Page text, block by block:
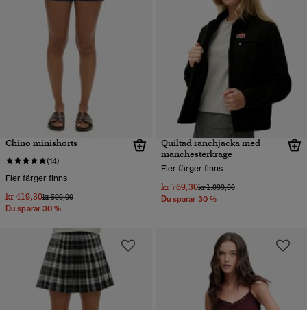
Chino minishorts
(14)
Fler färger finns
kr 419,30Pris reducerat från
kr 599,00till
Du sparar 30 %
Quiltad ranchjacka med
manchesterkrage
Fler färger finns
kr 769,30Pris reducerat från
kr 1.099,00till
Du sparar 30 %